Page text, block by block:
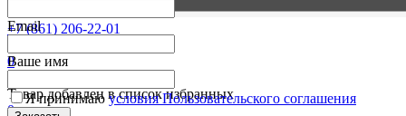
+7 (861) 206-22-01
0
Товар добавлен в список избранных
0
Email
Ваше имя
Я принимаюусловия Пользовательского соглашения